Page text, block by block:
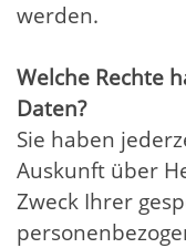
werden.
Welche Rechte
Daten?
Sie haben
Auskunft über
Zweck Ihrer